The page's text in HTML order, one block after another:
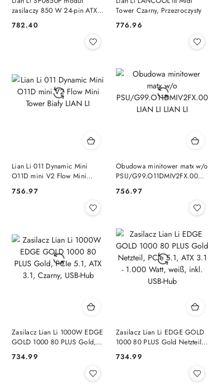
zasilaczy 850 W 24-pin ATX
Cena:
782.40
Tower Czarny, Przezroczysty
Cena:
776.96
Lian Li 011 Dynamic Mini
O11D mini V2 Flow Mini
Cena:
756.97
Obudowa minitower matx w/o
PSU/G99.O11DMIV2FX.00
Cena:
756.97
Zasilacz Lian Li 1000W EDGE
GOLD 1000 80 PLUS Gold,
USB-Hub
Cena:
734.99
Zasilacz Lian Li EDGE GOLD
1000 80 PLUS Gold Netzteil,
Watt, weiß, inkl. USB-Hub
Cena:
734.99